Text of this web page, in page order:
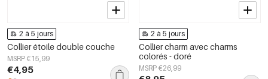
2 à 5 jours
Collier étoile double couche
MSRP €15,99
€4,95
2 à 5 jours
Collier charm avec charms
colorés - doré
MSRP €26,99